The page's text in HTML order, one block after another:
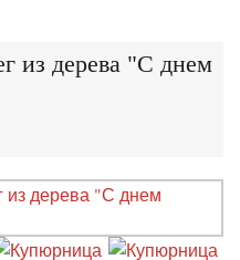
из дерева "С днем